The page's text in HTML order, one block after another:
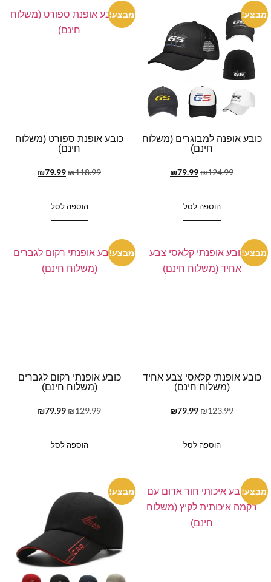
מבצע!
כובע אופנה למבוגרים (משלוח
חינם)
₪124.99
₪79.99
הוספה לסל
מבצע!
כובע אופנת ספורט (משלוח
חינם)
₪118.99
₪79.99
הוספה לסל
מבצע!
כובע אופנתי קלאסי צבע אחיד
(משלוח חינם)
₪123.99
₪79.99
הוספה לסל
מבצע!
כובע אופנתי רקום לגברים
(משלוח חינם)
₪129.99
₪79.99
הוספה לסל
מבצע! מבצע!